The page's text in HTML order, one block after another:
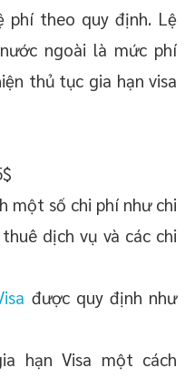
phí theo quy định. Lệ
ngoài là mức phí
thủ tục gia hạn visa
một số chi phí như chi
dịch vụ và các chi
được quy định như
hạn Visa một cách